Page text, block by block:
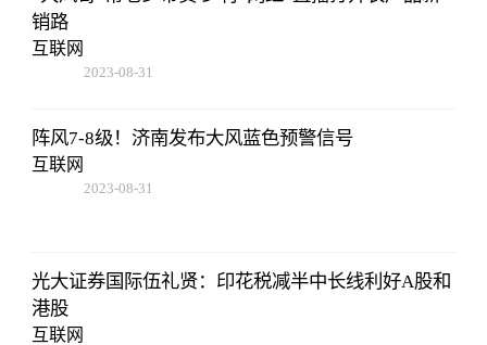
销路
互联网
2023-08-31
阵风7-8级！济南发布大风蓝色预警信号
互联网
2023-08-31
光大证券国际伍礼贤：印花税减半中长线利好A股和
港股
互联网